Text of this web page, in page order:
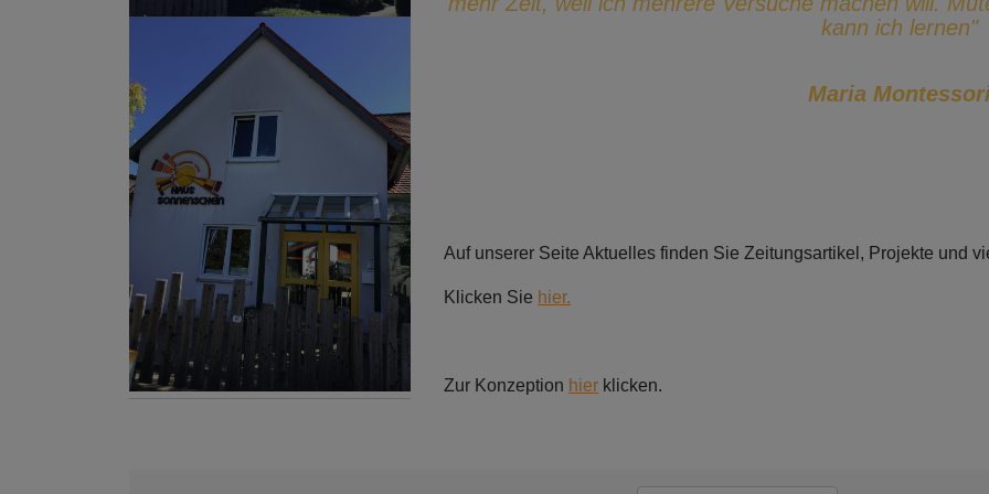
kann ich lernen"
Maria
Auf unserer Seite Aktuelles finden Sie Zeitungsartikel, Projekte
Klicken Sie hier.
Zur Konzeption hier klicken.